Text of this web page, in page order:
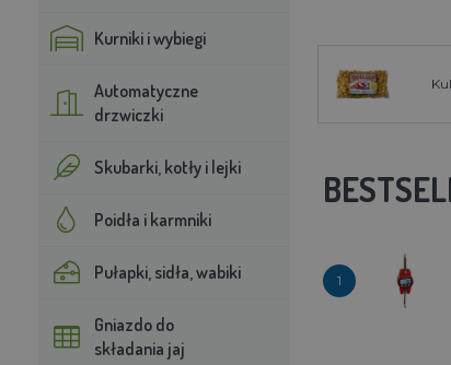
Kurniki i wybiegi
Automatyczne
drzwiczki
Skubarki, kotły i lejki
Poidła i karmniki
Pułapki, sidła, wabiki
Gniazdo do
składania jaj
1